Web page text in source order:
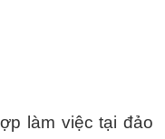
làm việc tại đảo